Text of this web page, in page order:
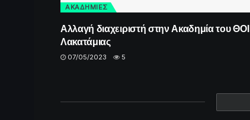
ΑΚΑΔΗΜΙΕΣ
Αλλαγή διαχειριστή στην Ακαδημία του ΘΟΙ
Λακατάμιας
07/05/2023 5